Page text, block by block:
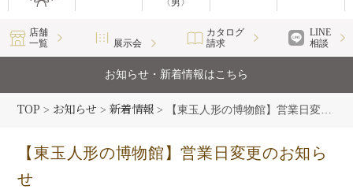
店舗
一覧
展示会
カタログ
請求
LINE
相談
お知らせ・新着情報はこちら
TOP > お知らせ >新着情報 > 【東玉人形の博物館】営業日変更のお知らせ
【東玉人形の博物館】営業日変更のお知ら
せ